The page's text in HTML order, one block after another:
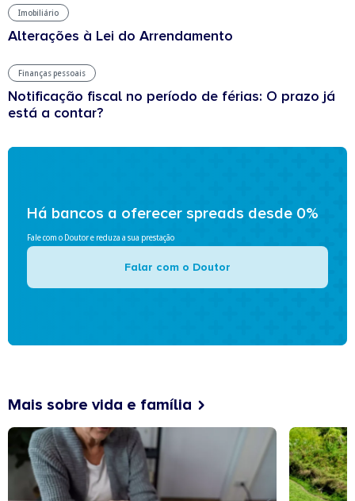
Imobiliário
Alterações à Lei do Arrendamento
Finanças pessoais
Notificação fiscal no período de férias: O prazo já
está a contar?
Há bancos a oferecer spreads desde 0%
Fale com o Doutor e reduza a sua prestação
Falar com o Doutor
Mais sobre vida e família